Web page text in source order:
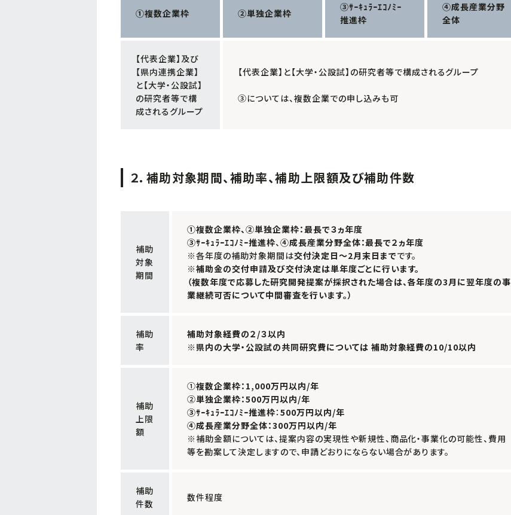
①複数企業枠 ②単独企業枠
③ｻｰｷｭﾗｰｴｺﾉﾐｰ
推進枠
④成長産業分野
全体
【代表企業】及び
【県内連携企業】
と【大学・公設試】
の研究者等で構
成されるグループ
【代表企業】と【大学・公設試】の研究者等で構成されるグループ
③については、複数企業での申し込みも可
２．補助対象期間、補助率、補助上限額及び補助件数
補助
対象
期間
①複数企業枠、②単独企業枠：最長で３ヵ年度
③ｻｰｷｭﾗｰｴｺﾉﾐｰ推進枠、④成長産業分野全体：最長で２ヵ年度
※各年度の補助対象期間は交付決定日～2月末日までです。
※補助金の交付申請及び交付決定は単年度ごとに行います。
（複数年度で応募した研究開発提案が採択された場合は、各年度の3月に翌年度の事
業継続可否について中間審査を行います。）
補助
率
補助対象経費の２/３以内
※県内の大学・公設試の共同研究費については 補助対象経費の10/10以内
補助
上限
額
①複数企業枠：1,000万円以内/年
②単独企業枠：500万円以内/年
③ｻｰｷｭﾗｰｴｺﾉﾐｰ推進枠： 500万円以内/年
④成長産業分野全体：300万円以内/年
※補助金額については、提案内容の実現性や新規性、商品化・事業化の可能性、費用
等を勘案して決定しますので、申請どおりにならない場合があります。
補助
件数
数件程度